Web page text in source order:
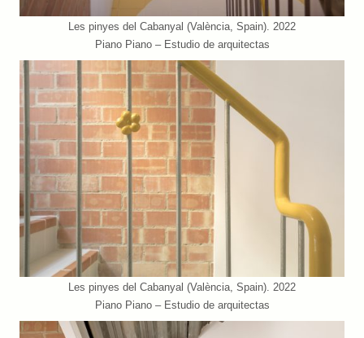
Les pinyes del Cabanyal (València, Spain). 2022
Piano Piano – Estudio de arquitectas
Les pinyes del Cabanyal (València, Spain). 2022
Piano Piano – Estudio de arquitectas